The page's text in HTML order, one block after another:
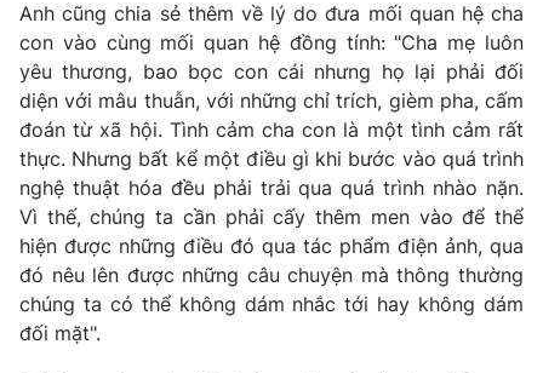
THỜI BÁO VTV
Theo dõi báo trên
Cơ quan chủ quản:
Đài Truyền hình Việt Nam
Cơ quan báo chí:Thời báo VTV
Giấy phép hoạt động báo in và báo điện tử số 483/GP-BTTTT
cấp ngày 29/12/2023
Tổng Biên tập:
Anh cũng chia sẻ thêm về lý do đưa mối quan hệ cha
con vào cùng mối quan hệ đồng tính: "Cha mẹ luôn
yêu thương, bao bọc con cái nhưng họ lại phải đối
diện với mâu thuẫn, với những chỉ trích, gièm pha, cấm
đoán từ xã hội. Tình cảm cha con là một tình cảm rất
thực. Nhưng bất kể một điều gì khi bước vào quá trình
nghệ thuật hóa đều phải trải qua quá trình nhào nặn.
Vì thế, chúng ta cần phải cấy thêm men vào để thể
hiện được những điều đó qua tác phẩm điện ảnh, qua
đó nêu lên được những câu chuyện mà thông thường
chúng ta có thể không dám nhắc tới hay không dám
đối mặt".